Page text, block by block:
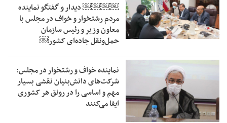
￼￼￼￼‏ دیدار و گفتگو نماینده
مردم رشتخوار و خواف در مجلس با
معاون وزیر و رئیس سازمان
حمل‌ونقل جاده‌ای کشور￼
نماینده خواف و رشتخوار در مجلس:
شرکت‌های دانش‌بنیان نقشی بسیار
مهم و اساسی را در رونق هر کشوری
ایفا می‌کنند